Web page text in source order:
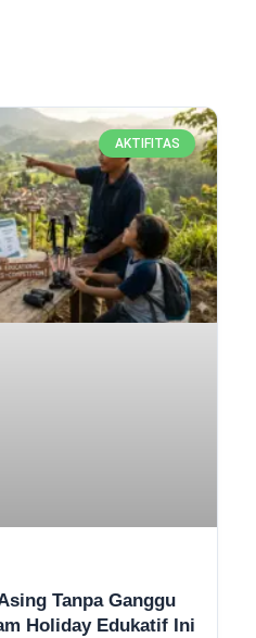
AKTIFITAS
Tanpa Ganggu
Holiday Edukatif Ini